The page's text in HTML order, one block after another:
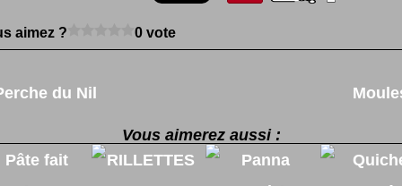
aimez ? 0 vote
du Nil
Vous aimerez aussi :